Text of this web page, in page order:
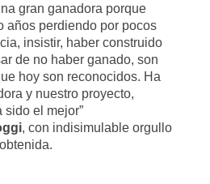
gran ganadora porque
años perdiendo por pocos
insistir, haber construido
de no haber ganado, son
hoy son reconocidos. Ha
y nuestro proyecto,
sido el mejor”
, con indisimulable orgullo